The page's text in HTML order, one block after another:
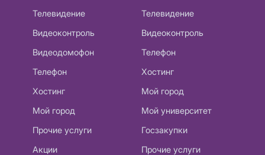
Телевидение
Видеоконтроль
Видеодомофон
Телефон
Хостинг
Мой город
Прочие услуги
Акции
Телевидение
Видеоконтроль
Телефон
Хостинг
Мой город
Мой университет
Госзакупки
Прочие услуги